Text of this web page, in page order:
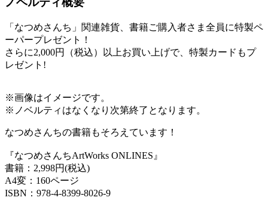
「なつめさんち」関連雑貨、書籍ご購入者さま全員に特製ペ
ーパープレゼント！
さらに2,000円（税込）以上お買い上げで、特製カードもプ
レゼント!
※画像はイメージです。
※ノベルティはなくなり次第終了となります。
なつめさんちの書籍もそろえています！
『なつめさんちArtWorks ONLINES』
書籍：2,998円(税込)
A4変：160ページ
ISBN：978-4-8399-8026-9